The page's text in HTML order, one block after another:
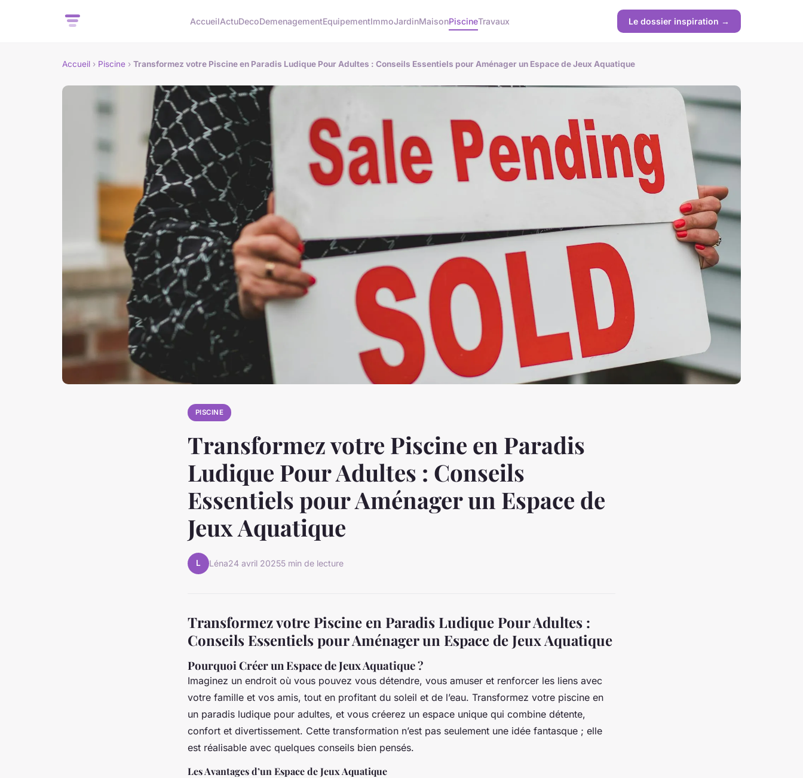
AccueilActuDecoDemenagementEquipementImmoJardinMaisonPiscineTravaux Le dossier inspiration →
Accueil › Piscine › Transformez votre Piscine en Paradis Ludique Pour Adultes : Conseils Essentiels pour Aménager un Espace de Jeux Aquatique
PISCINE
Transformez votre Piscine en Paradis
Ludique Pour Adultes : Conseils
Essentiels pour Aménager un Espace de
Jeux Aquatique
L Léna24 avril 20255 min de lecture
Transformez votre Piscine en Paradis Ludique Pour Adultes :
Conseils Essentiels pour Aménager un Espace de Jeux Aquatique
Pourquoi Créer un Espace de Jeux Aquatique ?
Imaginez un endroit où vous pouvez vous détendre, vous amuser et renforcer les liens avec
votre famille et vos amis, tout en profitant du soleil et de l’eau. Transformez votre piscine en
un paradis ludique pour adultes, et vous créerez un espace unique qui combine détente,
confort et divertissement. Cette transformation n’est pas seulement une idée fantasque ; elle
est réalisable avec quelques conseils bien pensés.
Les Avantages d’un Espace de Jeux Aquatique